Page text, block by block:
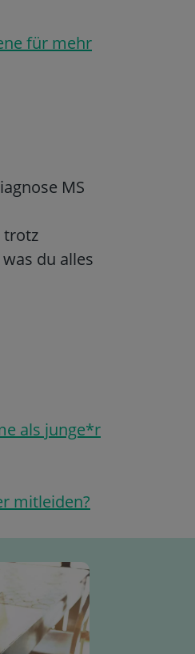
für mehr
MS
trotz
du alles
als junge*r
mitleiden?